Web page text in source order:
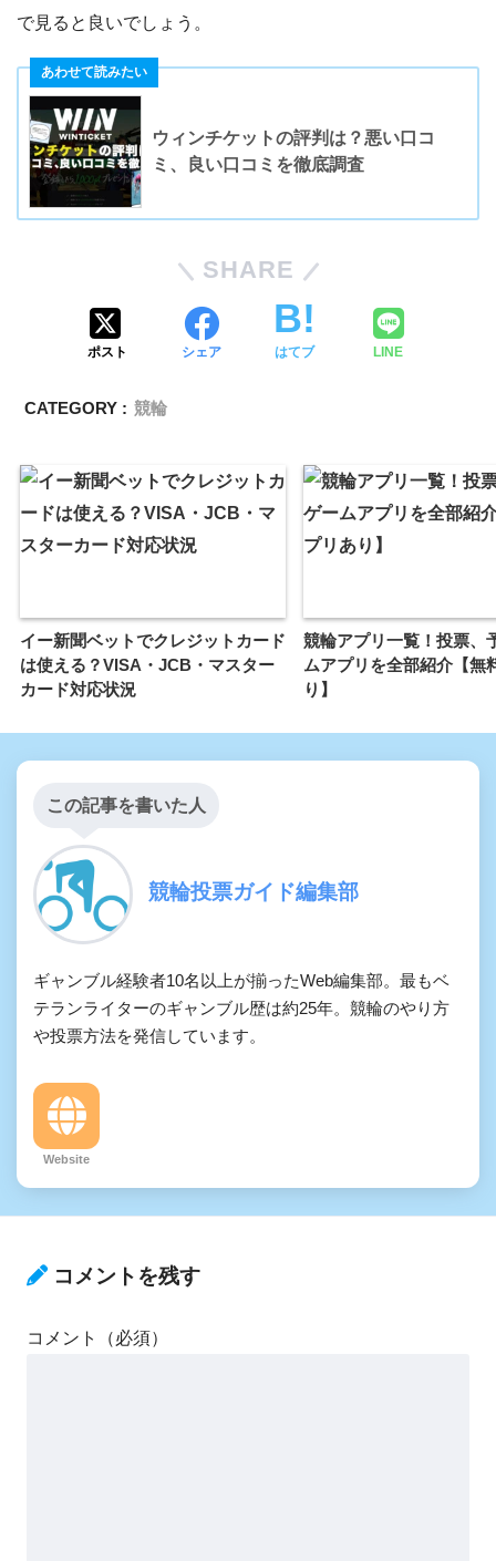
で見ると良いでしょう。
ウィンチケットの評判は？悪い口コ
ミ、良い口コミを徹底調査
SHARE
ポスト シェア はてブ LINE
CATEGORY : 競輪
イー新聞ベットでクレジットカード
は使える？VISA・JCB・マスター
カード対応状況
競輪アプリ一覧！投票、
ムアプリを全部紹介【無
り】
この記事を書いた人
競輪投票ガイド編集部
ギャンブル経験者10名以上が揃ったWeb編集部。最もベ
テランライターのギャンブル歴は約25年。競輪のやり方
や投票方法を発信しています。
Website
コメントを残す
コメント（必須）